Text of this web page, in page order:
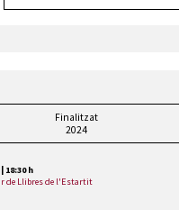
Finalitzat
2024
18:30 h
de Llibres de l'Estartit